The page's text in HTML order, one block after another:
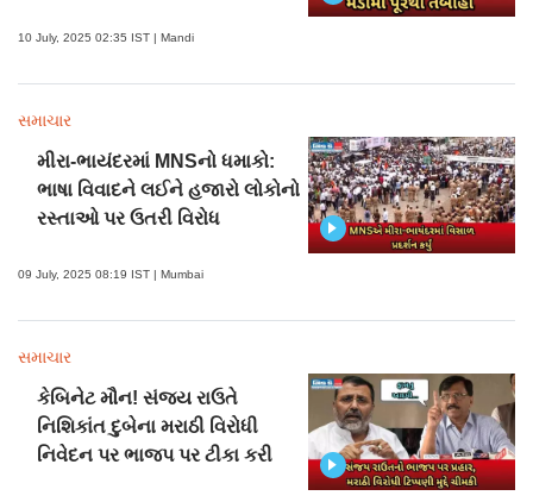
10 July, 2025 02:35 IST | Mandi
સમાચાર
મીરા-ભાયંદરમાં MNSનો ધમાકો:
ભાષા વિવાદને લઈને હજારો લોકોનો
રસ્તાઓ પર ઉતરી વિરોધ
09 July, 2025 08:19 IST | Mumbai
સમાચાર
કેબિનેટ મૌન! સંજય રાઉતે
નિશિકાંત દુબેના મરાઠી વિરોધી
નિવેદન પર ભાજપ પર ટીકા કરી